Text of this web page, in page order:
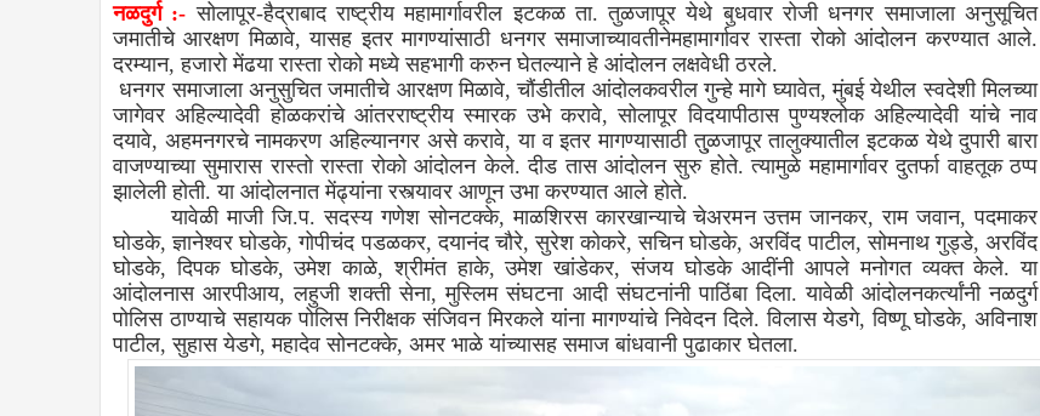
नळदुर्ग :- सोलापूर-हैद्राबाद राष्ट्रीय महामार्गावरील इटकळ ता. तुळजापूर येथे बुधवार रोजी धनगर समाजाला अनुसूचित
जमातीचे आरक्षण मिळावे, यासह इतर मागण्यांसाठी धनगर समाजाच्यावतीनेमहामार्गावर रास्ता रोको आंदोलन करण्यात आले.
दरम्यान, हजारो मेंढया रास्ता रोको मध्ये सहभागी करुन घेतल्याने हे आंदोलन लक्षवेधी ठरले.
धनगर समाजाला अनुसुचित जमातीचे आरक्षण मिळावे, चौंडीतील आंदोलकवरील गुन्हे मागे घ्यावेत, मुंबई येथील स्वदेशी मिलच्या
जागेवर अहिल्यादेवी होळकरांचे आंतरराष्ट्रीय स्मारक उभे करावे, सोलापूर विदयापीठास पुण्यश्लोक अहिल्यादेवी यांचे नाव
दयावे, अहमनगरचे नामकरण अहिल्यानगर असे करावे, या व इतर मागण्यासाठी तु्ळजापूर तालुक्यातील इटकळ येथे दुपारी बारा
वाजण्याच्या सुमारास रास्तो रास्ता रोको आंदोलन केले. दीड तास आंदोलन सुरु होते. त्यामुळे महामार्गावर दुतर्फा वाहतूक ठप्प
झालेली होती. या आंदोलनात मेंढ्यांना रस्त्यावर आणून उभा करण्यात आले होते.
यावेळी माजी जि.प. सदस्य गणेश सोनटक्के, माळशिरस कारखान्याचे चेअरमन उत्तम जानकर, राम जवान, पदमाकर
घोडके, ज्ञानेश्वर घोडके, गोपीचंद पडळकर, दयानंद चौरे, सुरेश कोकरे, सचिन घोडके, अरविंद पाटील, सोमनाथ गुड्डे, अरविंद
घोडके, दिपक घोडके, उमेश काळे, श्रीमंत हाके, उमेश खांडेकर, संजय घोडके आदींनी आपले मनोगत व्यक्त केले. या
आंदोलनास आरपीआय, लहुजी शक्ती सेना, मुस्लिम संघटना आदी संघटनांनी पाठिंबा दिला. यावेळी आंदोलनकर्त्यांनी नळदुर्ग
पोलिस ठाण्याचे सहायक पोलिस निरीक्षक संजिवन मिरकले यांना मागण्यांचे निवेदन दिले. विलास येडगे, विष्णू घोडके, अविनाश
पाटील, सुहास येडगे, महादेव सोनटक्के, अमर भाळे यांच्यासह समाज बांधवानी पुढाकार घेतला.